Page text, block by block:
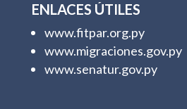
ENLACES ÚTILES
www.fitpar.org.py
www.migraciones.gov.py
www.senatur.gov.py